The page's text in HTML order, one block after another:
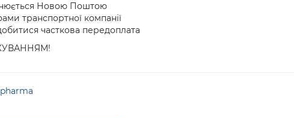
Новою Поштою
транспортної компанії
часткова передоплата